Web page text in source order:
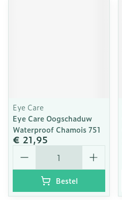
Eye Care
Eye Care Oogschaduw
Waterproof Chamois 751
€ 21,95
Aantal
Bestel